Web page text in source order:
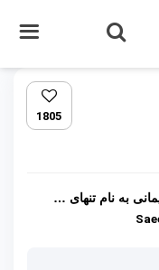
1805
به نام تنهای …